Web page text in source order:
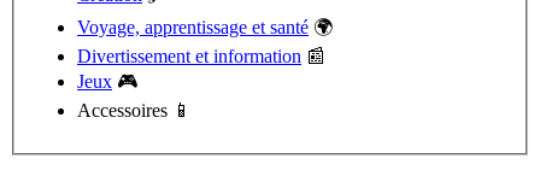
Voyage, apprentissage et santé 🌍
Divertissement et information 📰
Jeux 🎮
Accessoires 📱